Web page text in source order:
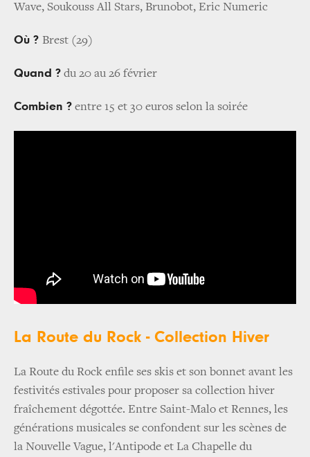
Wave, Soukouss All Stars, Brunobot, Eric Numeric
Où ? Brest (29)
Quand ? du 20 au 26 février
Combien ? entre 15 et 30 euros selon la soirée
La Route du Rock - Collection Hiver
La Route du Rock enfile ses skis et son bonnet avant les
festivités estivales pour proposer sa collection hiver
fraîchement dégottée. Entre Saint-Malo et Rennes, les
générations musicales se confondent sur les scènes de
la Nouvelle Vague, l'Antipode et La Chapelle du